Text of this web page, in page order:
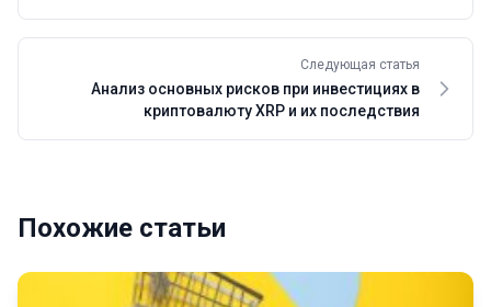
Следующая статья
Анализ основных рисков при инвестициях в
криптовалюту XRP и их последствия
Похожие статьи